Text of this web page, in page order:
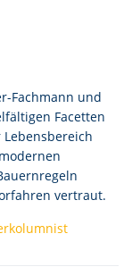
Fachmann und
Facetten
vertraut.